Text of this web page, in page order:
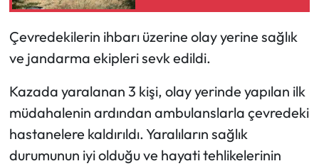
Çevredekilerin ihbarı üzerine olay yerine sağlık
ve jandarma ekipleri sevk edildi.
Kazada yaralanan 3 kişi, olay yerinde yapılan ilk
müdahalenin ardından ambulanslarla çevredeki
hastanelere kaldırıldı. Yaralıların sağlık
durumunun iyi olduğu ve hayati tehlikelerinin